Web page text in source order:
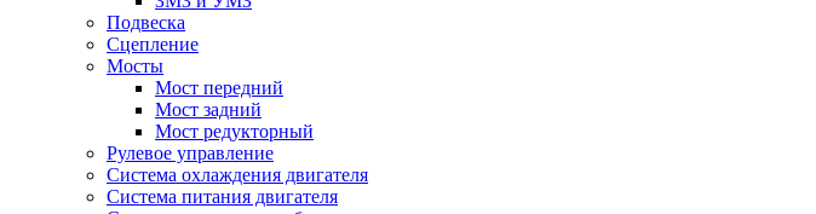
Подвеска
Сцепление
Мосты
Мост передний
Мост задний
Мост редукторный
Рулевое управление
Система охлаждения двигателя
Система питания двигателя